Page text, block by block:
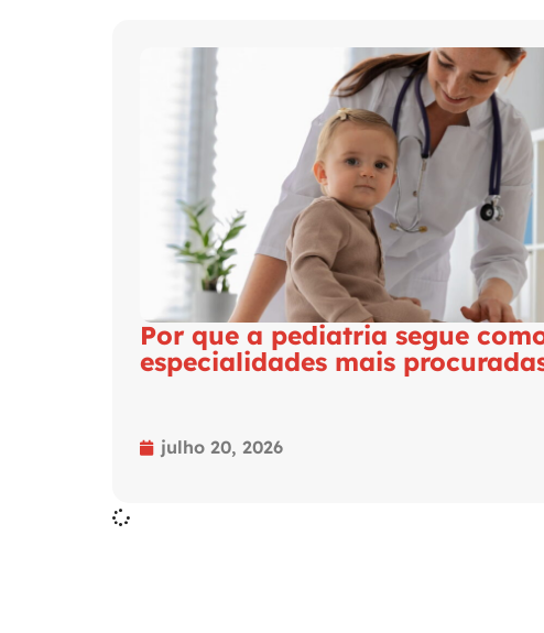
Por que a pediatria segue
especialidades mais
julho 20, 2026